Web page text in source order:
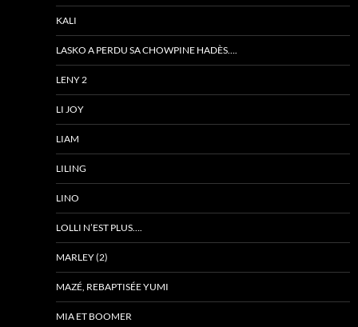
KALI
LASKO A PERDU SA CHOWPINE HADÈS….
LENY 2
LI JOY
LIAM
LILING
LINO
LOLLI N’EST PLUS….
MARLEY (2)
MAZÉ, REBAPTISÉE YUMI
MIA ET BOOMER